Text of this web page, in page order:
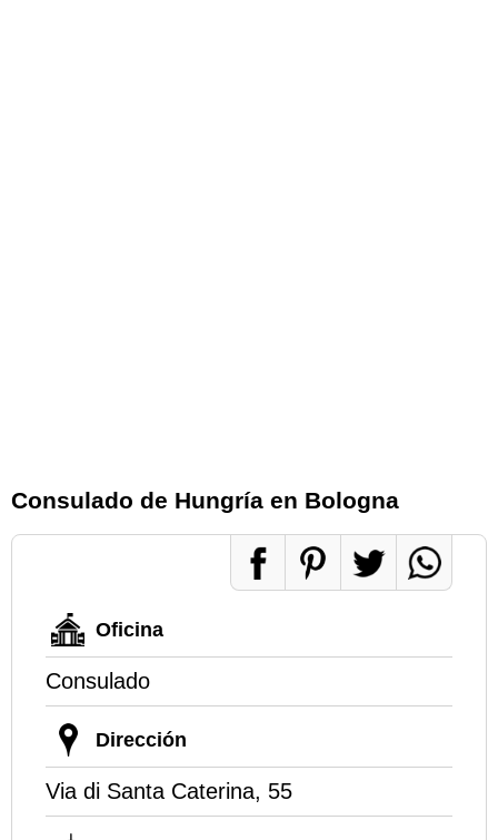
Consulado de Hungría en Bologna
Oficina
Consulado
Dirección
Via di Santa Caterina, 55